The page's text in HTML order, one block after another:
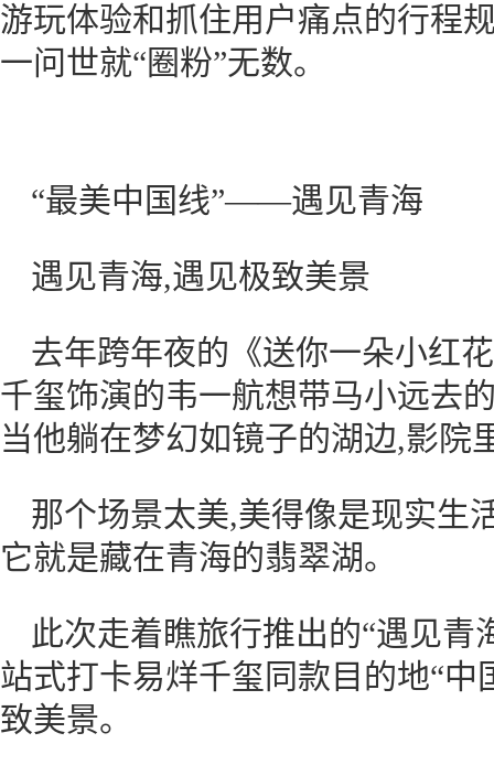
游玩体验和抓住用户痛点的行程
一问世就“圈粉”无数。
“最美中国线”——遇见青海
遇见青海,遇见极致美景
去年跨年夜的《送你一朵小红
千玺饰演的韦一航想带马小远去
当他躺在梦幻如镜子的湖边,影院
那个场景太美,美得像是现实生
它就是藏在青海的翡翠湖。
此次走着瞧旅行推出的“遇见
站式打卡易烊千玺同款目的地“中
致美景。